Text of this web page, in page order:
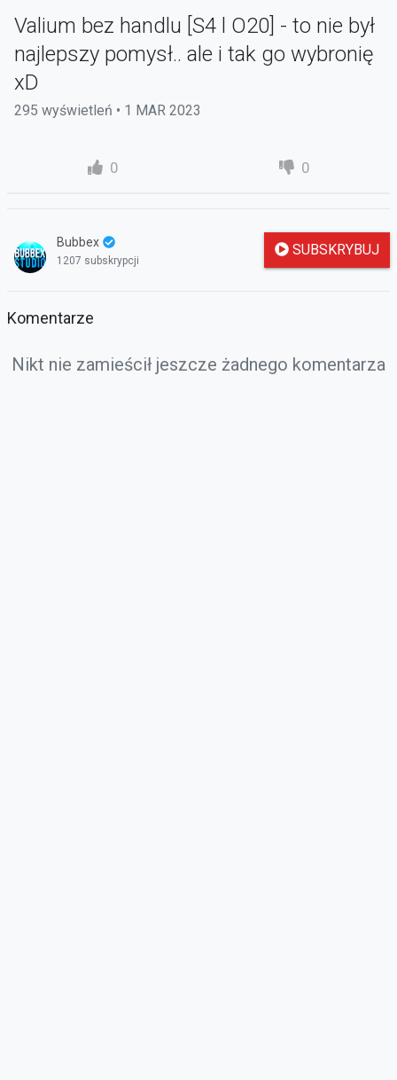
Valium bez handlu [S4 l O20] - to nie był
najlepszy pomysł.. ale i tak go wybronię
xD
295 wyświetleń • 1 MAR 2023
0 0
Bubbex
1207 subskrypcji
SUBSKRYBUJ
Komentarze
Nikt nie zamieścił jeszcze żadnego komentarza